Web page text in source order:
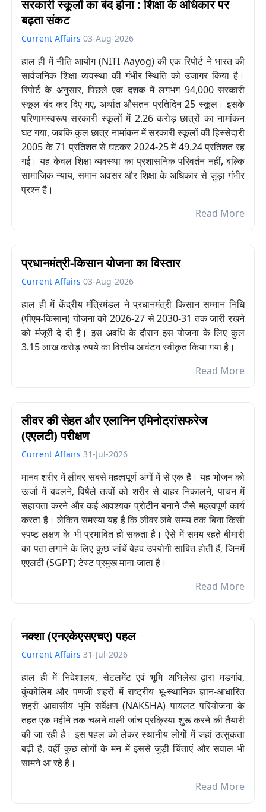
सरकारी स्कूलों का बंद होना : शिक्षा के अधिकार पर
बढ़ता संकट
Current Affairs 03-Aug-2026
हाल ही में नीति आयोग (NITI Aayog) की एक रिपोर्ट ने भारत की
सार्वजनिक शिक्षा व्यवस्था की गंभीर स्थिति को उजागर किया है।
रिपोर्ट के अनुसार, पिछले एक दशक में लगभग 94,000 सरकारी
स्कूल बंद कर दिए गए, अर्थात औसतन प्रतिदिन 25 स्कूल। इसके
परिणामस्वरूप सरकारी स्कूलों में 2.26 करोड़ छात्रों का नामांकन
घट गया, जबकि कुल छात्र नामांकन में सरकारी स्कूलों की हिस्सेदारी
2005 के 71 प्रतिशत से घटकर 2024-25 में 49.24 प्रतिशत रह
गई। यह केवल शिक्षा व्यवस्था का प्रशासनिक परिवर्तन नहीं, बल्कि
सामाजिक न्याय, समान अवसर और शिक्षा के अधिकार से जुड़ा गंभीर
प्रश्न है।
Read More
प्रधानमंत्री-किसान योजना का विस्तार
Current Affairs 03-Aug-2026
हाल ही में केंद्रीय मंत्रिमंडल ने प्रधानमंत्री किसान सम्मान निधि
(पीएम-किसान) योजना को 2026-27 से 2030-31 तक जारी रखने
को मंजूरी दे दी है। इस अवधि के दौरान इस योजना के लिए कुल
3.15 लाख करोड़ रुपये का वित्तीय आवंटन स्वीकृत किया गया है।
Read More
लीवर की सेहत और एलानिन एमिनोट्रांसफरेज
(एएलटी) परीक्षण
Current Affairs 31-Jul-2026
मानव शरीर में लीवर सबसे महत्वपूर्ण अंगों में से एक है। यह भोजन को
ऊर्जा में बदलने, विषैले तत्वों को शरीर से बाहर निकालने, पाचन में
सहायता करने और कई आवश्यक प्रोटीन बनाने जैसे महत्वपूर्ण कार्य
करता है। लेकिन समस्या यह है कि लीवर लंबे समय तक बिना किसी
स्पष्ट लक्षण के भी प्रभावित हो सकता है। ऐसे में समय रहते बीमारी
का पता लगाने के लिए कुछ जांचें बेहद उपयोगी साबित होती हैं, जिनमें
एएलटी (SGPT) टेस्ट प्रमुख माना जाता है।
Read More
नक्शा (एनएकेएसएचए) पहल
Current Affairs 31-Jul-2026
हाल ही में निदेशालय, सेटलमेंट एवं भूमि अभिलेख द्वारा मडगांव,
कुंकोलिम और पणजी शहरों में राष्ट्रीय भू-स्थानिक ज्ञान-आधारित
शहरी आवासीय भूमि सर्वेक्षण (NAKSHA) पायलट परियोजना के
तहत एक महीने तक चलने वाली जांच प्रक्रिया शुरू करने की तैयारी
की जा रही है। इस पहल को लेकर स्थानीय लोगों में जहां उत्सुकता
बढ़ी है, वहीं कुछ लोगों के मन में इससे जुड़ी चिंताएं और सवाल भी
सामने आ रहे हैं।
Read More